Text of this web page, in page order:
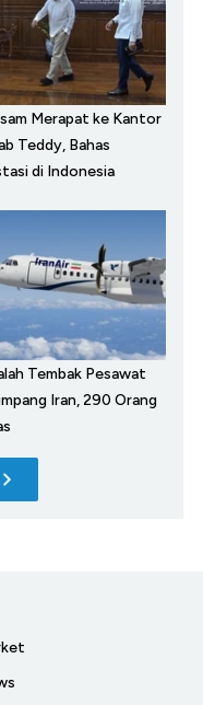
Merapat ke Kantor
Teddy, Bahas
di Indonesia
Tembak Pesawat
Iran, 290 Orang